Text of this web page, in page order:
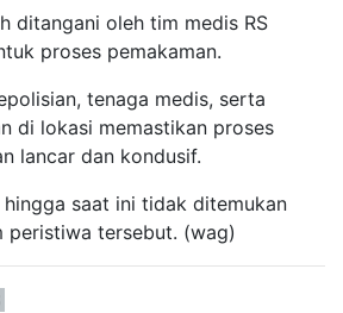
ditangani oleh tim medis RS
proses pemakaman.
tenaga medis, serta
di lokasi memastikan proses
lancar dan kondusif.
hingga saat ini tidak ditemukan
peristiwa tersebut. (wag)